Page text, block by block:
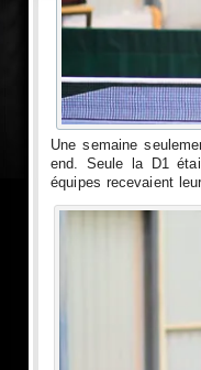
Une semaine
end. Seule la D1
équipes recevaient